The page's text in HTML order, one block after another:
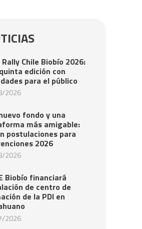
Rally Chile Biobío 2026:
edición con
para el público
2026
fondo y una
más amigable:
postulaciones para
2026
2026
Biobío financiará
de centro de
de la PDI en
2026